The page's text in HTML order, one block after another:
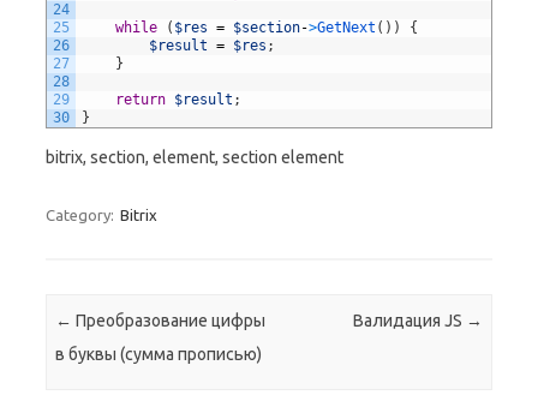
24
25
26
27
28
29
30
while ( $res = $section->GetNext ( ) )
{
$result = $res ;
}
return $result ;
}
bitrix, section, element, section element
Category: Bitrix
Post navigation
← Преобразование цифры
в буквы (сумма прописью)
Валидация JS →